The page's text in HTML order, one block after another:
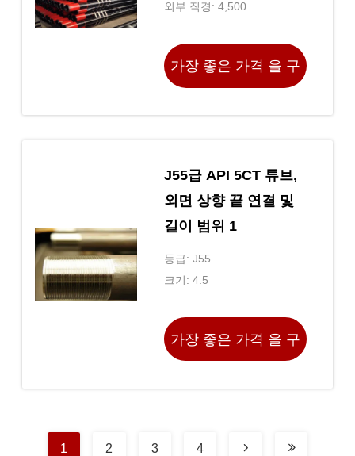
외부 직경: 4,500
가장 좋은 가격 을 구
J55급 API 5CT 튜브,
외면 상향 끝 연결 및
길이 범위 1
등급: J55
크기: 4.5
가장 좋은 가격 을 구
1 2 3 4